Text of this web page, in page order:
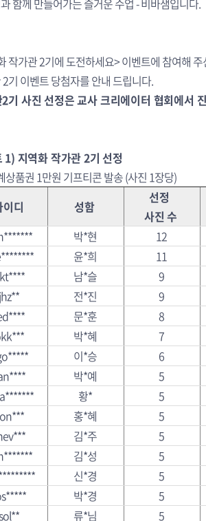
함께 만들어가는 즐거운 수업 - 비바샘입니다.
작가관 2기에 도전하세요> 이벤트에 참여해
기 이벤트 당첨자를 안내 드립니다.
기 사진 선정은 교사 크리에이터 협회에서
1) 지역화 작가관 2기 선정
상품권 1만원 기프티콘 발송 (사진 1장당)
이디
성함
선정
사진 수
박*현 12
윤*희 11
남*슬 9
jhz**
전*진 9
문*훈 8
박*혜 7
이*승 6
박*예 5
황* 5
홍*혜 5
김*주 5
김*성 5
신*경 5
박*경 5
류*님 5